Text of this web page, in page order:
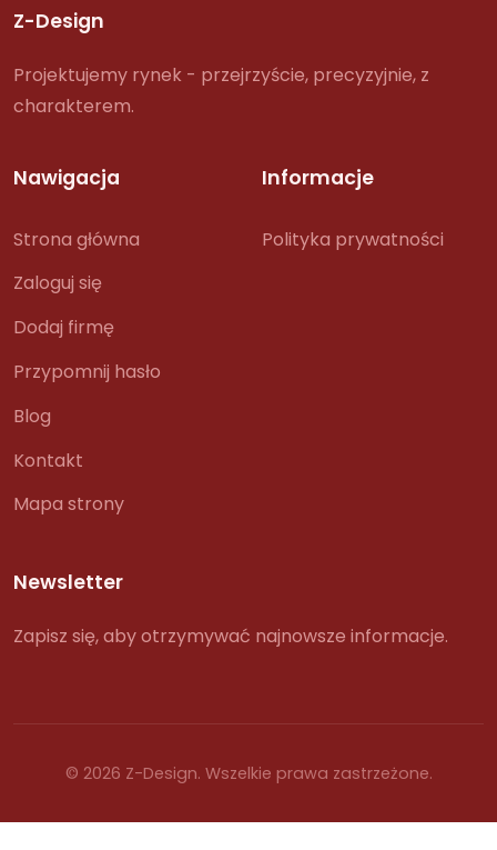
Z-Design
Projektujemy rynek - przejrzyście, precyzyjnie, z
charakterem.
Nawigacja
Strona główna
Zaloguj się
Dodaj firmę
Przypomnij hasło
Blog
Kontakt
Mapa strony
Informacje
Polityka prywatności
Newsletter
Zapisz się, aby otrzymywać najnowsze informacje.
© 2026 Z-Design. Wszelkie prawa zastrzeżone.